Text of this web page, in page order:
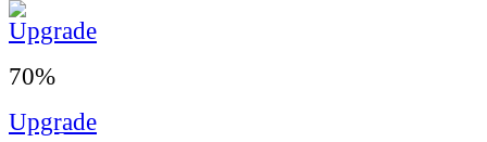
70%
Upgrade